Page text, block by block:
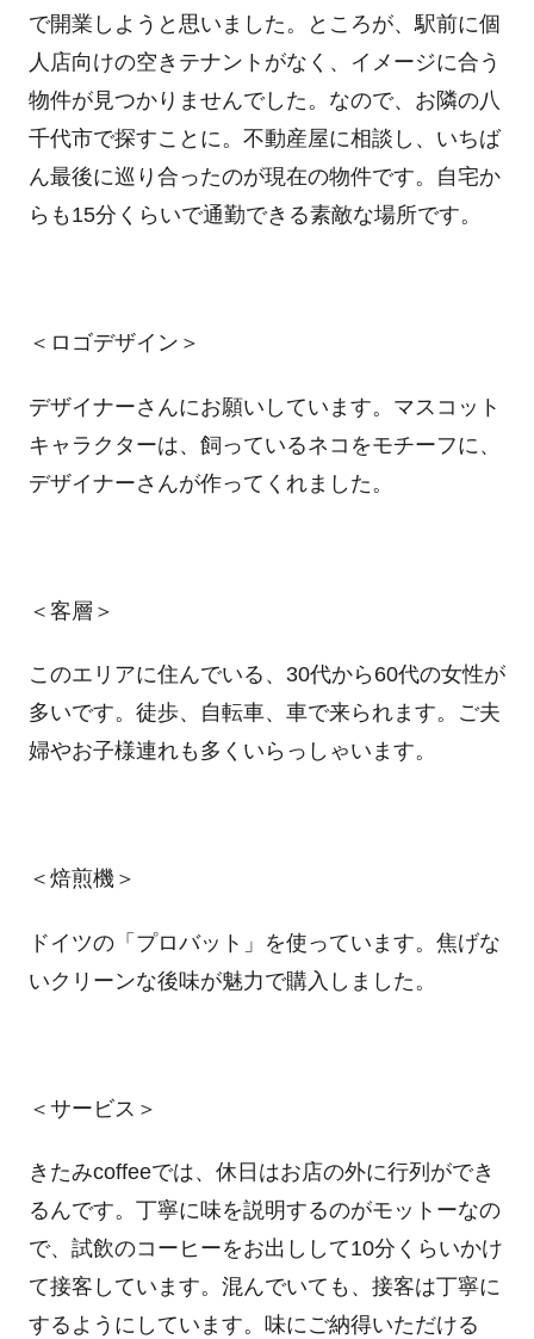
で開業しようと思いました。ところが、駅前に個
人店向けの空きテナントがなく、イメージに合う
物件が見つかりませんでした。なので、お隣の八
千代市で探すことに。不動産屋に相談し、いちば
ん最後に巡り合ったのが現在の物件です。自宅か
らも15分くらいで通勤できる素敵な場所です。
＜ロゴデザイン＞
デザイナーさんにお願いしています。マスコット
キャラクターは、飼っているネコをモチーフに、
デザイナーさんが作ってくれました。
＜客層＞
このエリアに住んでいる、30代から60代の女性が
多いです。徒歩、自転車、車で来られます。ご夫
婦やお子様連れも多くいらっしゃいます。
＜焙煎機＞
ドイツの「プロバット」を使っています。焦げな
いクリーンな後味が魅力で購入しました。
＜サービス＞
きたみcoffeeでは、休日はお店の外に行列ができ
るんです。丁寧に味を説明するのがモットーなの
で、試飲のコーヒーをお出しして10分くらいかけ
て接客しています。混んでいても、接客は丁寧に
するようにしています。味にご納得いただける